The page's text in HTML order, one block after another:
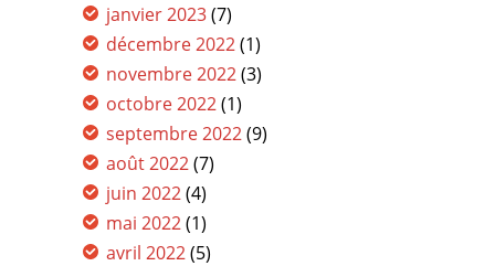
janvier 2023(7)
décembre 2022(1)
novembre 2022(3)
octobre 2022(1)
septembre 2022(9)
août 2022(7)
juin 2022(4)
mai 2022(1)
avril 2022(5)